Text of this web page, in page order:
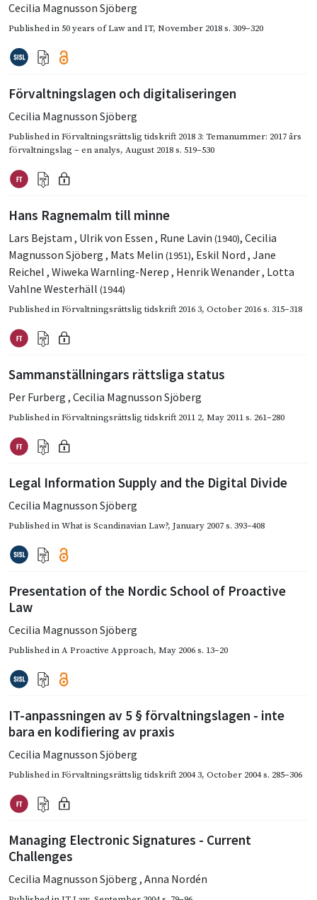
Cecilia Magnusson Sjöberg
Published in50 years of Law and IT, November 2018s. 309–320
Förvaltningslagen och digitaliseringen
Cecilia Magnusson Sjöberg
Published inFörvaltningsrättslig tidskrift 2018 3: Temanummer: 2017 års
förvaltningslag – en analys, August 2018s. 519–530
Hans Ragnemalm till minne
Lars Bejstam , Ulrik von Essen , Rune Lavin (1940), Cecilia
Magnusson Sjöberg , Mats Melin (1951), Eskil Nord , Jane
Reichel , Wiweka Warnling-Nerep , Henrik Wenander, Lotta
Vahlne Westerhäll (1944)
Published inFörvaltningsrättslig tidskrift 2016 3, October 2016s. 315–318
Sammanställningars rättsliga status
Per Furberg , Cecilia Magnusson Sjöberg
Published inFörvaltningsrättslig tidskrift 2011 2, May 2011s. 261–280
Legal Information Supply and the Digital Divide
Cecilia Magnusson Sjöberg
Published inWhat is Scandinavian Law?, January 2007s. 393–408
Presentation of the Nordic School of Proactive
Law
Cecilia Magnusson Sjöberg
Published inA Proactive Approach, May 2006s. 13–20
IT-anpassningen av 5 § förvaltningslagen - inte
bara en kodifiering av praxis
Cecilia Magnusson Sjöberg
Published inFörvaltningsrättslig tidskrift 2004 3, October 2004s. 285–306
Managing Electronic Signatures - Current
Challenges
Cecilia Magnusson Sjöberg , Anna Nordén